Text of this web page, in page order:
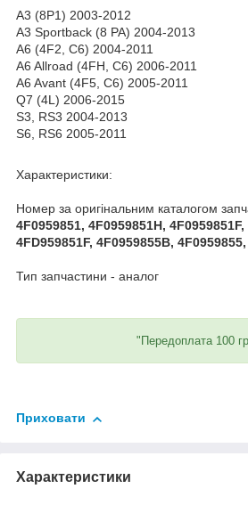
A3 (8P1) 2003-2012
A3 Sportback (8 PA) 2004-2013
A6 (4F2, C6) 2004-2011
A6 Allroad (4FH, C6) 2006-2011
A6 Avant (4F5, C6) 2005-2011
Q7 (4L) 2006-2015
S3, RS3 2004-2013
S6, RS6 2005-2011
Характеристики:
Номер за оригінальним каталогом
4F0959851, 4F0959851H, 4F0959851F,
4FD959851F, 4F0959855B,
Тип запчастини - аналог
"Передоплата 100
Приховати
Характеристики